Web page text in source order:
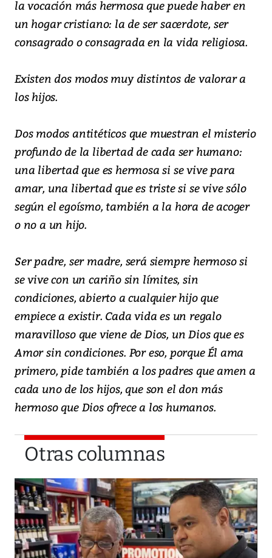
la vocación más hermosa que puede haber en
un hogar cristiano: la de ser sacerdote, ser
consagrado o consagrada en la vida religiosa.
Existen dos modos muy distintos de valorar a
los hijos.
Dos modos antitéticos que muestran el misterio
profundo de la libertad de cada ser humano:
una libertad que es hermosa si se vive para
amar, una libertad que es triste si se vive sólo
según el egoísmo, también a la hora de acoger
o no a un hijo.
Ser padre, ser madre, será siempre hermoso si
se vive con un cariño sin límites, sin
condiciones, abierto a cualquier hijo que
empiece a existir. Cada vida es un regalo
maravilloso que viene de Dios, un Dios que es
Amor sin condiciones. Por eso, porque Él ama
primero, pide también a los padres que amen a
cada uno de los hijos, que son el don más
hermoso que Dios ofrece a los humanos.
Otras columnas